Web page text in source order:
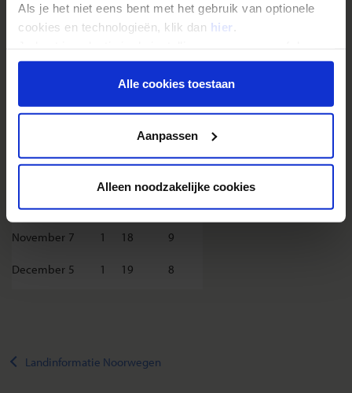
Als je het niet eens bent met het gebruik van optionele
cookies en technologieën, klik dan hier
onder aan de pagina op elk gewenst moment voor de
toekomst wijzigen.Alle cookies toestaan
Aanpassen
Alleen noodzakelijke cookies
April 10 5 14 6
Juli 19 6 15 14
15
Oktober 11 2 19 11
November 7 1 18 9
December 5 1 19 8
Landinformatie Noorwegen